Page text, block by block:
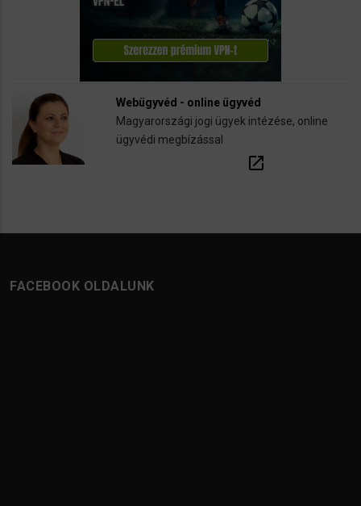
Webügyvéd - online ügyvéd
Magyarországi jogi ügyek intézése, online
ügyvédi megbízással
open_in_new
FACEBOOK OLDALUNK